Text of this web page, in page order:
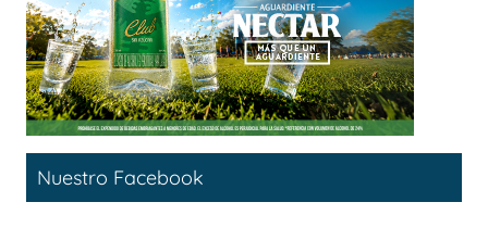
Nuestro Facebook